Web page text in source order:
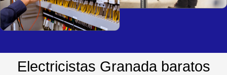
Electricistas Granada baratos